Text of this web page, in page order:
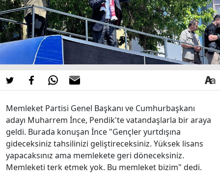
Memleket Partisi Genel Başkanı ve Cumhurbaşkanı
adayı Muharrem İnce, Pendik'te vatandaşlarla bir araya
geldi. Burada konuşan İnce "Gençler yurtdışına
gideceksiniz tahsilinizi geliştireceksiniz. Yüksek lisans
yapacaksınız ama memlekete geri döneceksiniz.
Memleketi terk etmek yok. Bu memleket bizim" dedi.